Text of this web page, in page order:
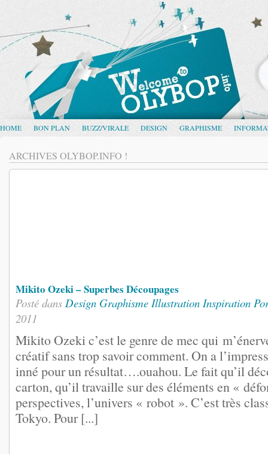
HOME BON PLAN BUZZ/VIRALE DESIGN GRAPHISME
ARCHIVES OLYBOP.INFO !
Mikito Ozeki – Superbes Découpages
Posté dans Design Graphisme Illustration Inspiration
2011
Mikito Ozeki c’est le genre de mec qui
créatif sans trop savoir comment. On a
inné pour un résultat….ouahou. Le fait qu’il
carton, qu’il travaille sur des éléments en «
perspectives, l’univers « robot ». C’est très
Tokyo. Pour [...]